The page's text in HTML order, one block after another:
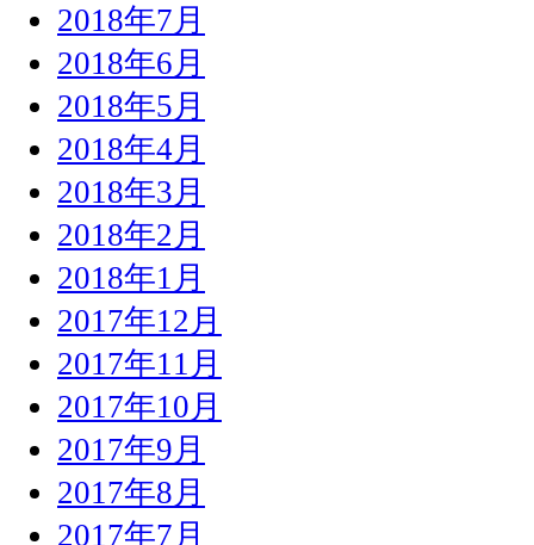
2018年7月
2018年6月
2018年5月
2018年4月
2018年3月
2018年2月
2018年1月
2017年12月
2017年11月
2017年10月
2017年9月
2017年8月
2017年7月